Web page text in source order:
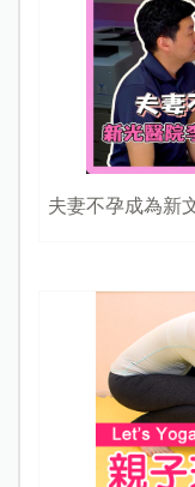
夫妻不孕成為新